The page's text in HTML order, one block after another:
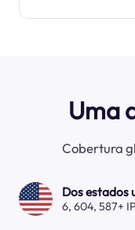
Uma
Cobertura
Dos estados
6, 604, 587+